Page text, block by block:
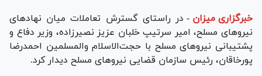
خبرگزاری میزان - در راستای گسترش تعاملات میان نهاد‌های
نیرو‌های مسلح، امیر سرتیپ خلبان عزیز نصیرزاده، وزیر دفاع و
پشتیبانی نیرو‌های مسلح با حجت‌الاسلام والمسلمین احمدرضا
پورخاقان، رئیس سازمان قضایی نیرو‌های مسلح دیدار کرد.